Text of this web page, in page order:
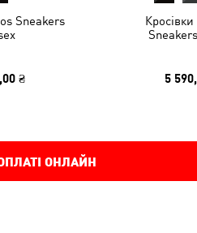
Sneakers
₴ 5
ОНЛАЙН